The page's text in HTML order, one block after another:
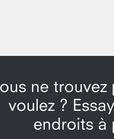
ne
voulez ?
endroits à